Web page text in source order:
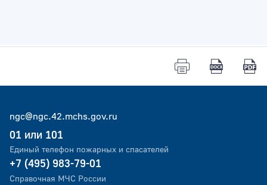
ngc@ngc.42.mchs.gov.ru
01 или 101
Единый телефон пожарных и спасателей
+7 (495) 983-79-01
Справочная МЧС России